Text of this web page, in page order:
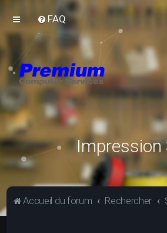
FAQ
Impression
Accueil du forum Rechercher